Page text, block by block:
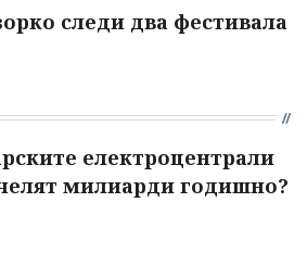
следи два фестивала
електроцентрали
милиарди годишно?